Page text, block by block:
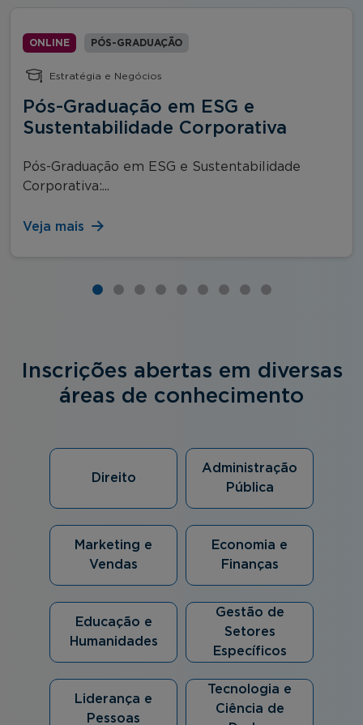
ONLINE PÓS-GRADUAÇÃO
Estratégia e Negócios
Pós-Graduação em ESG e
Sustentabilidade Corporativa
Pós-Graduação em ESG e Sustentabilidade
Corporativa:...
Veja mais
Inscrições abertas em diversas
áreas de conhecimento
Direito
Administração
Pública
Marketing e
Vendas
Economia e
Finanças
Educação e
Humanidades
Gestão de
Setores
Específicos
Liderança e
Pessoas
Tecnologia e
Ciência de